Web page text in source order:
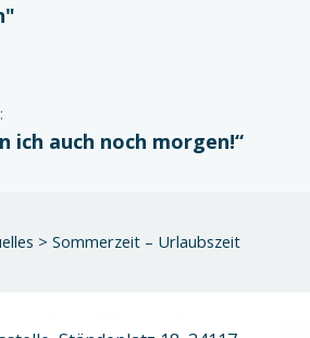
ich auch noch morgen!“
> Sommerzeit – Urlaubszeit